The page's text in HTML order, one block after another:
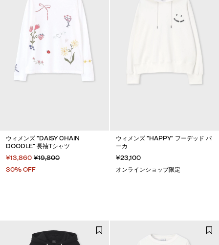
ウィメンズ "DAISY CHAIN
DOODLE" 長袖Tシャツ
¥13,860 ¥19,800
30% OFF
ウィメンズ "HAPPY" フーデッド パ
ーカ
¥23,100
オンラインショップ限定